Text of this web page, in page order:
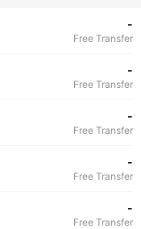
-
Free Transfer
-
Free Transfer
-
Free Transfer
-
Free Transfer
-
Free Transfer